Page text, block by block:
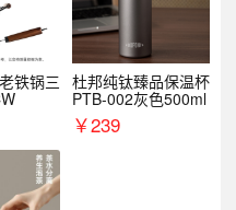
铁锅三
杜邦纯钛臻品保温杯
PTB-002灰色500ml
￥239